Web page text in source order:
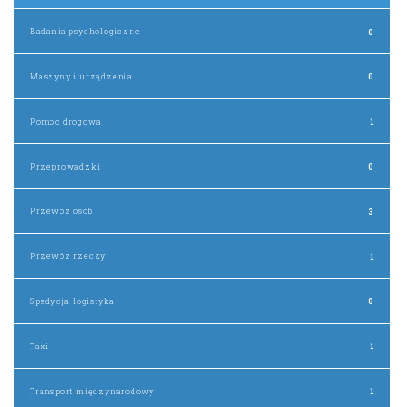
Badania psychologiczne 0
Maszyny i urządzenia 0
Pomoc drogowa 1
Przeprowadzki 0
Przewóz osób 3
Przewóz rzeczy 1
Spedycja, logistyka 0
Taxi 1
Transport międzynarodowy 1